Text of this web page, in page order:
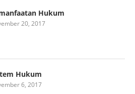
Hukum
20, 2017
Hukum
6, 2017